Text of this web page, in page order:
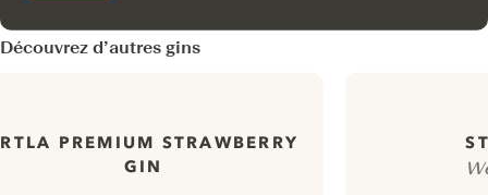
Découvrez d’autres gins
PREMIUM STRAWBERRY
GIN